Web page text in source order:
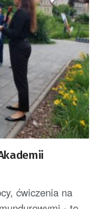
ćwiczenia na